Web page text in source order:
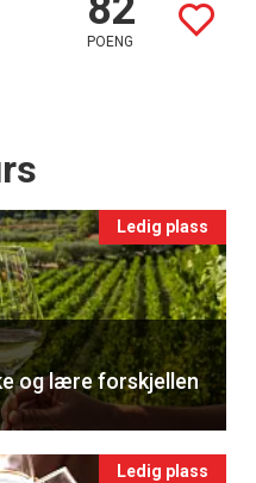
POENG
Ledig plass
og lære forskjellen
Ledig plass